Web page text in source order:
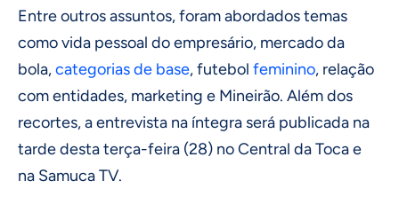
Entre outros assuntos, foram abordados temas
como vida pessoal do empresário, mercado da
bola,categorias de base, futebol feminino, relação
com entidades, marketing e Mineirão. Além dos
recortes, a entrevista na íntegra será publicada na
tarde desta terça-feira (28) no Central da Toca e
na Samuca TV.